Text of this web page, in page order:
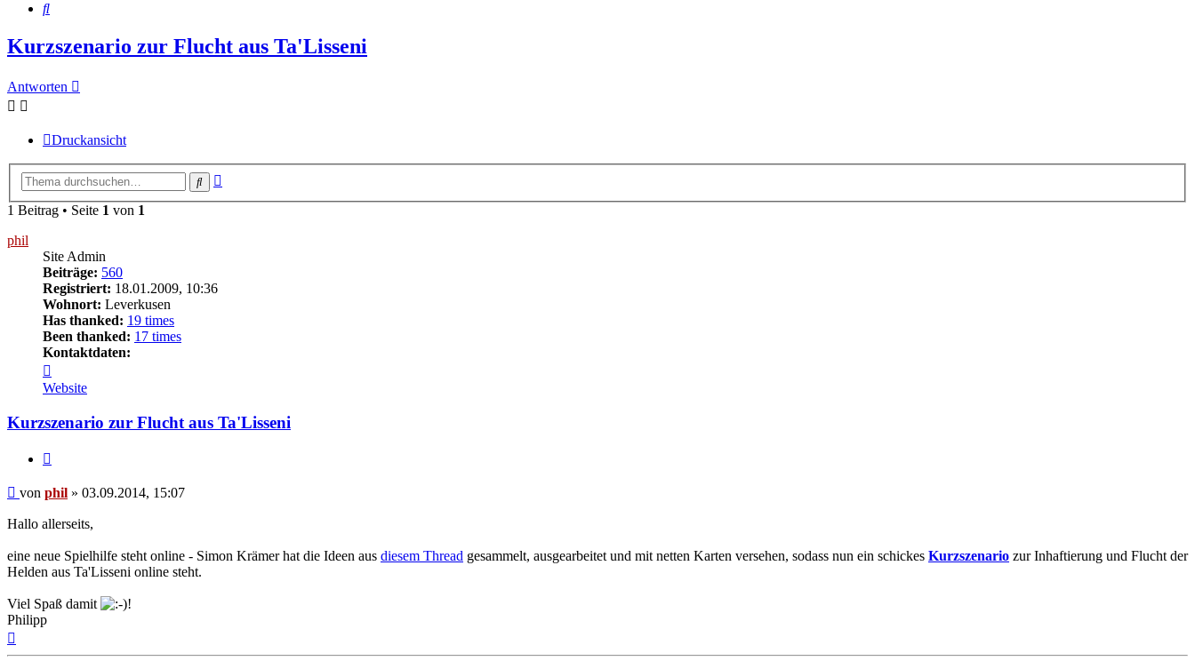
Suche
Kurzszenario zur Flucht aus Ta'Lisseni
Antworten
Druckansicht
Suche
1 Beitrag • Seite 1 von 1
phil
Site Admin
Beiträge: 560
Registriert: 18.01.2009, 10:36
Wohnort: Leverkusen
Has thanked: 19 times
Been thanked: 17 times
Kontaktdaten:
von
phil
Website
Kurzszenario zur Flucht aus Ta'Lisseni
Beitrag
von phil » 03.09.2014, 15:07
Hallo allerseits,
eine neue Spielhilfe steht online - Simon Krämer hat die Ideen aus diesem Thread gesammelt, ausgearbeitet und mit netten Karten versehen, sodass nun ein schickes Kurzszenario zur Inhaftierung und Flucht der
Helden aus Ta'Lisseni online steht.
Viel Spaß damit
!
Philipp